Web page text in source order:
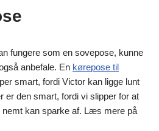
fungere som en sovepose, kunne
anbefale. En kørepose til
smart, fordi Victor kan ligge lunt
er den smart, fordi vi slipper for at
nemt kan sparke af. Læs mere på